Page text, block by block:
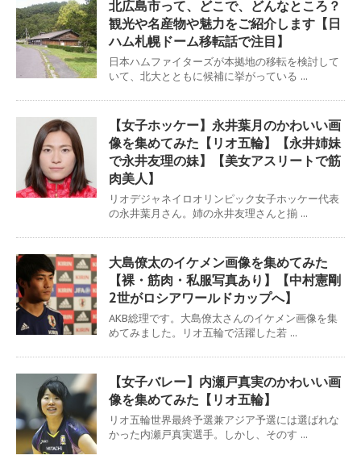
北広島市って、どこで、どんなところ？
観光や名産物や魅力をご紹介します【日
ハム札幌ドーム移転話で注目】
日本ハムファイターズが本拠地の移転を検討して
いて、北大とともに候補に挙がっている ...
【女子ホッケー】永井葉月のかわいい画
像を集めてみた【リオ五輪】【永井姉妹
で永井友理の妹】【美女アスリートで筋
肉美人】
リオデジャネイロオリンピック女子ホッケー代表
の永井葉月さん。姉の永井友理さんと揃 ...
大島僚太のイケメン画像を集めてみた
【裸・筋肉・私服写真あり】【中村憲剛
2世がロシアワールドカップへ】
AKB総理です。大島僚太さんのイケメン画像を集
めてみました。リオ五輪で活躍した若 ...
【女子バレー】内瀬戸真実のかわいい画
像を集めてみた【リオ五輪】
リオ五輪世界最終予選兼アジア予選には選ばれな
かった内瀬戸真実選手。しかし、そのす ...